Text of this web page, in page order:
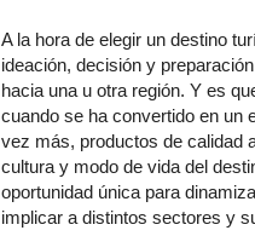
A la hora de elegir un destino
ideación, decisión y
hacia una u otra región. Y es
cuando se ha convertido en un
vez más, productos de calidad
cultura y modo de vida del
oportunidad única para
implicar a distintos sectores y